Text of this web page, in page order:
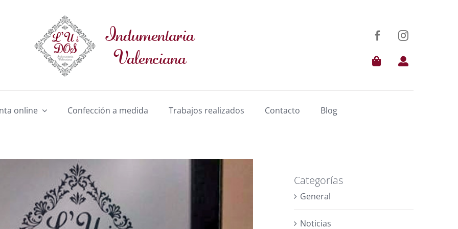
online Confección a medida Trabajos realizados Contacto Blog
Categorías
General
Noticias